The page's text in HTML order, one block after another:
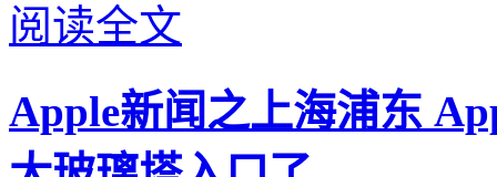
阅读全文
Apple新闻之上海浦东